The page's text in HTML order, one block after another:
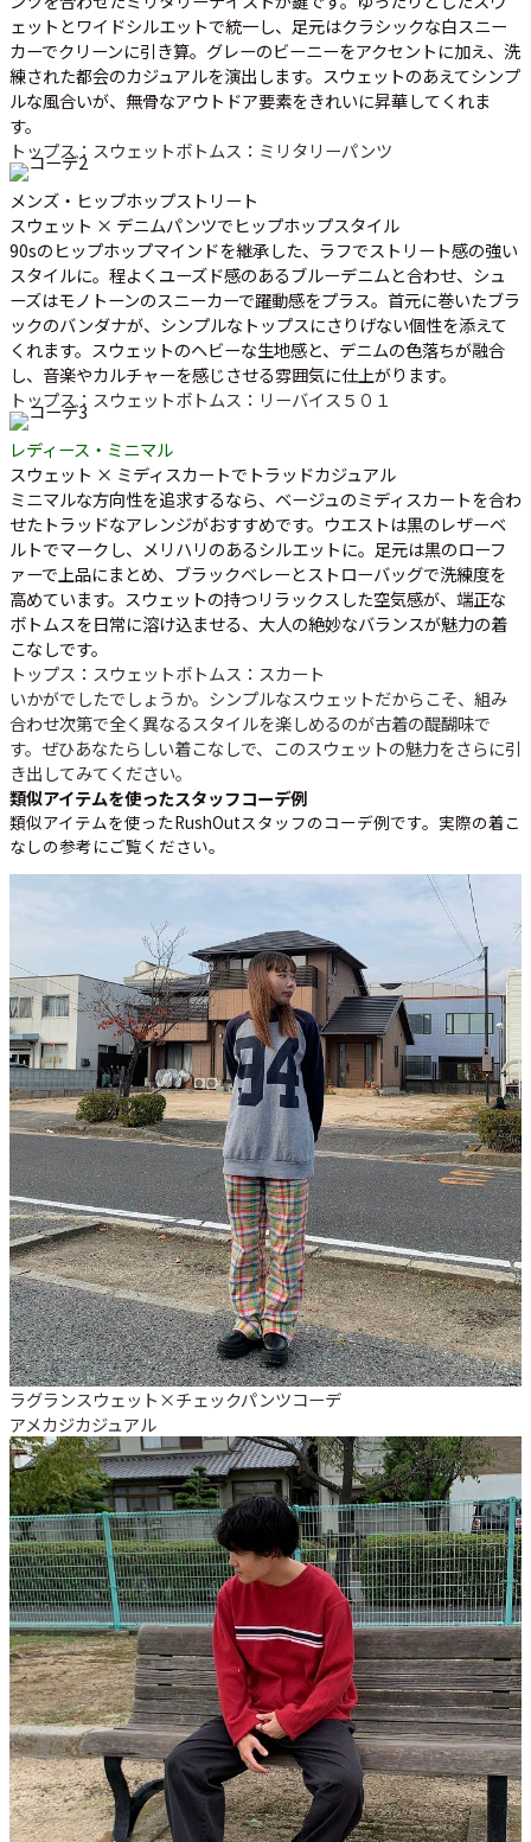
ェットとワイドシルエットで統一し、足元はクラシックな白スニー
カーでクリーンに引き算。グレーのビーニーをアクセントに加え、洗
練された都会のカジュアルを演出します。スウェットのあえてシンプ
ルな風合いが、無骨なアウトドア要素をきれいに昇華してくれま
す。
トップス：スウェットボトムス：ミリタリーパンツ
メンズ・ヒップホップストリート
スウェット × デニムパンツでヒップホップスタイル
90sのヒップホップマインドを継承した、ラフでストリート感の強い
スタイルに。程よくユーズド感のあるブルーデニムと合わせ、シュ
ーズはモノトーンのスニーカーで躍動感をプラス。首元に巻いたブラ
ックのバンダナが、シンプルなトップスにさりげない個性を添えて
くれます。スウェットのヘビーな生地感と、デニムの色落ちが融合
し、音楽やカルチャーを感じさせる雰囲気に仕上がります。
トップス：スウェットボトムス：リーバイス５０１
レディース・ミニマル
スウェット × ミディスカートでトラッドカジュアル
ミニマルな方向性を追求するなら、ベージュのミディスカートを合わ
せたトラッドなアレンジがおすすめです。ウエストは黒のレザーベ
ルトでマークし、メリハリのあるシルエットに。足元は黒のローフ
ァーで上品にまとめ、ブラックベレーとストローバッグで洗練度を
高めています。スウェットの持つリラックスした空気感が、端正な
ボトムスを日常に溶け込ませる、大人の絶妙なバランスが魅力の着
こなしです。
トップス：スウェットボトムス：スカート
いかがでしたでしょうか。シンプルなスウェットだからこそ、組み
合わせ次第で全く異なるスタイルを楽しめるのが古着の醍醐味で
す。ぜひあなたらしい着こなしで、このスウェットの魅力をさらに引
き出してみてください。
類似アイテムを使ったスタッフコーデ例
類似アイテムを使ったRushOutスタッフのコーデ例です。実際の着こ
なしの参考にご覧ください。
ラグランスウェット×チェックパンツコーデ
アメカジカジュアル